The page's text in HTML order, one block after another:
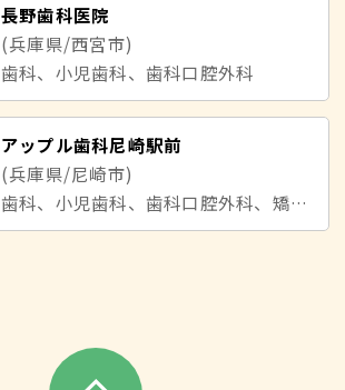
長野歯科医院
(兵庫県/西宮市)
歯科、小児歯科、歯科口腔外科
アップル歯科尼崎駅前
(兵庫県/尼崎市)
歯科、小児歯科、歯科口腔外科、矯正歯科